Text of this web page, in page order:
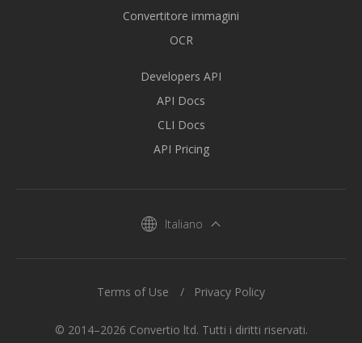
Convertitore immagini
OCR
Developers API
API Docs
CLI Docs
API Pricing
Italiano
© 2014–2026 Convertio ltd. Tutti i diritti riservati.
Terms of Use Privacy Policy